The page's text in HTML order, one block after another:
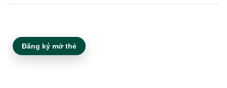
Đăng ký mở thẻ